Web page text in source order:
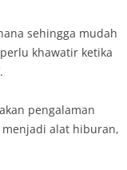
sehingga mudah
khawatir ketika
pengalaman
alat hiburan,